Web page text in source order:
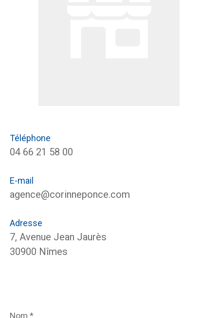
Téléphone
04 66 21 58 00
E-mail
agence@corinneponce.com
Adresse
7, Avenue Jean Jaurès
30900 Nîmes
*